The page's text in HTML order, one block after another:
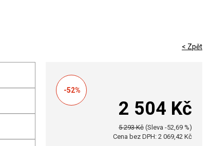
< Zpět
-52%
2 504 Kč
5 293 Kč (Sleva -52,69 %)
Cena bez DPH: 2 069,42 Kč